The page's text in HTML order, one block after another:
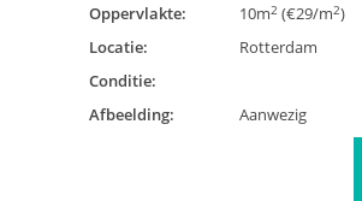
Oppervlakte:
10m2 (€29/m2)
Locatie:
Rotterdam
Conditie:
Afbeelding:
Aanwezig